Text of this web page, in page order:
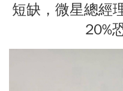
短缺，微星總經
20%